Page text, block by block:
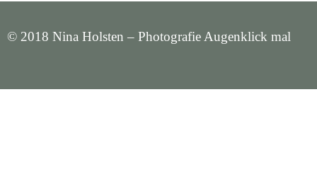
© 2018 Nina Holsten – Photografie Augenklick mal